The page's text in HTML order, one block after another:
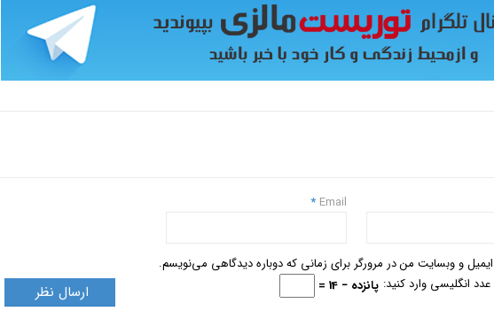
Email
*
ایمیل و وبسایت من در مرورگر برای زمانی که دوباره دیدگاهی می‌نویسم.
انگلیسی وارد کنید: پانزده − 14 =